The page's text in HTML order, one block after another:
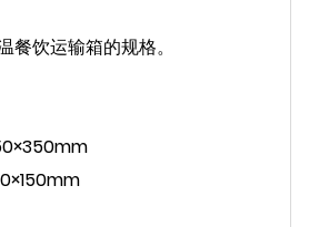
餐饮运输箱的规格。